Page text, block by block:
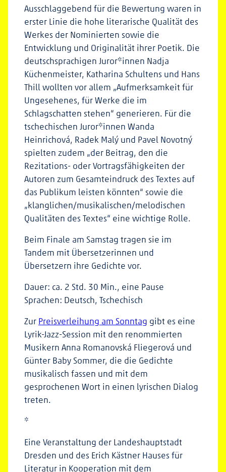
Ausschlaggebend für die Bewertung waren in
erster Linie die hohe literarische Qualität des
Werkes der Nominierten sowie die
Entwicklung und Originalität ihrer Poetik. Die
deutschsprachigen Juror*innen Nadja
Küchenmeister, Katharina Schultens und Hans
Thill wollten vor allem „Aufmerksamkeit für
Ungesehenes, für Werke die im
Schlagschatten stehen“ generieren. Für die
tschechischen Juror*innen Wanda
Heinrichová, Radek Malý und Pavel Novotný
spielten zudem „der Beitrag, den die
Rezitations- oder Vortragsfähigkeiten der
Autoren zum Gesamteindruck des Textes auf
das Publikum leisten könnten“ sowie die
„klanglichen/musikalischen/melodischen
Qualitäten des Textes“ eine wichtige Rolle.
Beim Finale am Samstag tragen sie im
Tandem mit Übersetzerinnen und
Übersetzern ihre Gedichte vor.
Dauer: ca. 2 Std. 30 Min., eine Pause
Sprachen: Deutsch, Tschechisch
Zur Preisverleihung am Sonntag gibt es eine
Lyrik-Jazz-Session mit den renommierten
Musikern Anna Romanovská Fliegerová und
Günter Baby Sommer, die die Gedichte
musikalisch fassen und mit dem
gesprochenen Wort in einen lyrischen Dialog
treten.
*
Eine Veranstaltung der Landeshauptstadt
Dresden und des Erich Kästner Hauses für
Literatur in Kooperation mit dem